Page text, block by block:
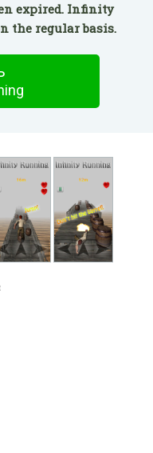
expired. Infinity
the regular basis.